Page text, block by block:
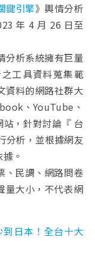
鍵引擎》輿情分析
年 4 月 26 日至
分析系統擁有巨量
工具資料蒐集範
資料的網路社群大
、YouTube、
，針對討論『 台
分析，並根據網友
。
、民調、網路問卷
量大小，不代表網
到日本！全台十大